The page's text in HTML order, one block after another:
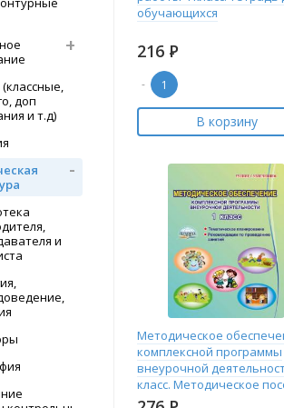
доп
и т.д)
и
обучающихся
216 Р
-
В корзину
Методическое
комплексной программы
внеурочной
класс. Методическое